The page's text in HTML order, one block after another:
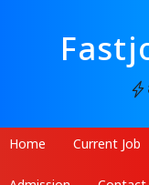
Home Current Job